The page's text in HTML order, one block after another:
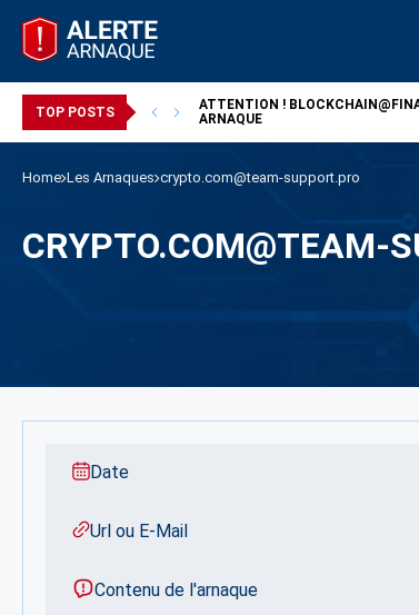
TOP POSTS ATTENTION !
ARNAQUE
Home Les Arnaques crypto.com@team-support.pro
CRYPTO.COM@TEAM-
Date
Url ou E-Mail
Contenu de l'arnaque